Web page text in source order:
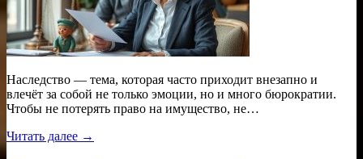
Наследство — тема, которая часто приходит внезапно и
влечёт за собой не только эмоции, но и много бюрократии.
Чтобы не потерять право на имущество, не…
Читать далее →